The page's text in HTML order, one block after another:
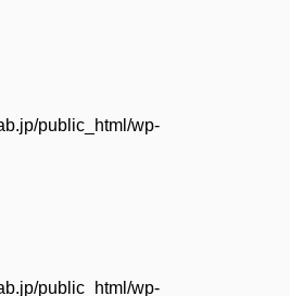
public_html/wp-
public_html/wp-